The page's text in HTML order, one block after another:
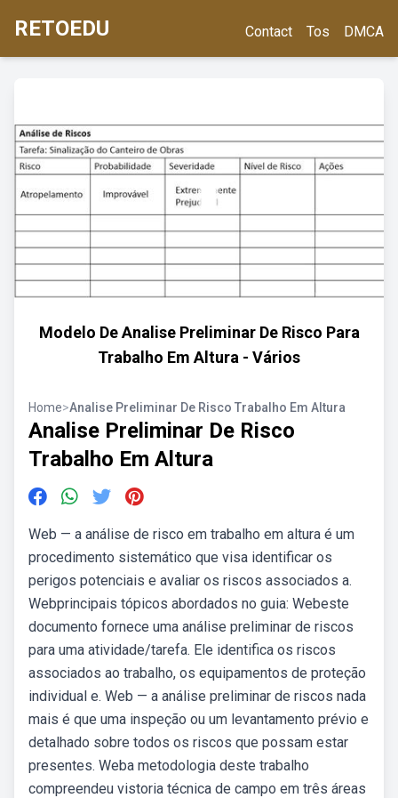
RETOEDU Contact Tos DMCA
Modelo De Analise Preliminar De Risco Para
Trabalho Em Altura - Vários
Home>Analise Preliminar De Risco Trabalho Em Altura
Analise Preliminar De Risco
Trabalho Em Altura
Web — a análise de risco em trabalho em altura é um
procedimento sistemático que visa identificar os
perigos potenciais e avaliar os riscos associados a.
Webprincipais tópicos abordados no guia: Webeste
documento fornece uma análise preliminar de riscos
para uma atividade/tarefa. Ele identifica os riscos
associados ao trabalho, os equipamentos de proteção
individual e. Web — a análise preliminar de riscos nada
mais é que uma inspeção ou um levantamento prévio e
detalhado sobre todos os riscos que possam estar
presentes. Weba metodologia deste trabalho
compreendeu vistoria técnica de campo em três áreas